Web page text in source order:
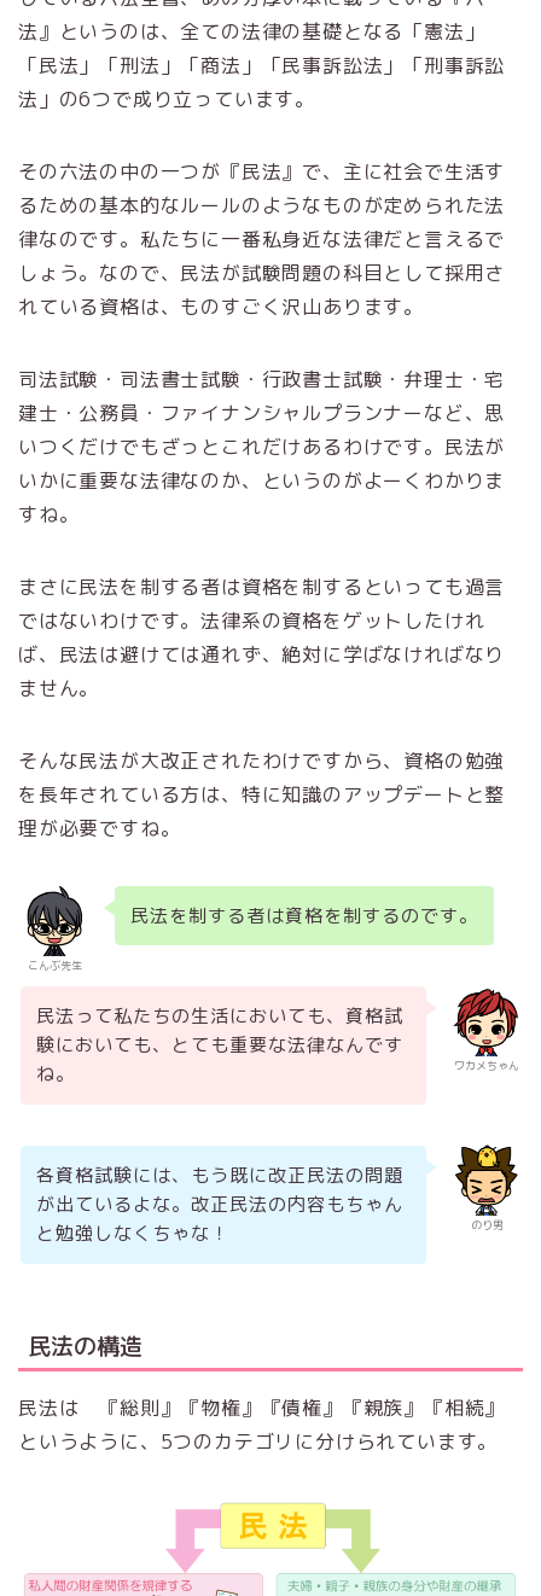
法』というのは、全ての法律の基礎となる「憲法」
「民法」「刑法」「商法」「民事訴訟法」「刑事訴訟
法」の6つで成り立っています。
その六法の中の一つが『民法』で、主に社会で生活す
るための基本的なルールのようなものが定められた法
律なのです。私たちに一番私身近な法律だと言えるで
しょう。なので、民法が試験問題の科目として採用さ
れている資格は、ものすごく沢山あります。
司法試験・司法書士試験・行政書士試験・弁理士・宅
建士・公務員・ファイナンシャルプランナーなど、思
いつくだけでもざっとこれだけあるわけです。民法が
いかに重要な法律なのか、というのがよーくわかりま
すね。
まさに民法を制する者は資格を制するといっても過言
ではないわけです。法律系の資格をゲットしたけれ
ば、民法は避けては通れず、絶対に学ばなければなり
ません。
そんな民法が大改正されたわけですから、資格の勉強
を長年されている方は、特に知識のアップデートと整
理が必要ですね。
こんぶ先生
民法を制する者は資格を制するのです。
ワカメちゃん
民法って私たちの生活においても、資格試
験においても、とても重要な法律なんです
ね。
のり男
各資格試験には、もう既に改正民法の問題
が出ているよな。改正民法の内容もちゃん
と勉強しなくちゃな！
民法の構造
民法は 『総則』『物権』『債権』『親族』『相続』
というように、5つのカテゴリに分けられています。